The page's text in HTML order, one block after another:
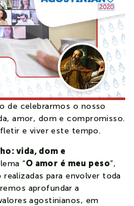
Alunos
de celebrarmos o nosso
amor, dom e compromisso.
e viver este tempo.
vida, dom e
“O amor é meu peso”,
para envolver toda
aprofundar a
agostinianos, em